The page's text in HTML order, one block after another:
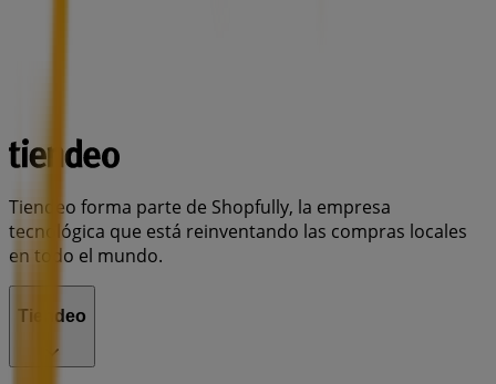
Tiendeo forma parte de Shopfully, la empresa
tecnológica que está reinventando las compras locales
en todo el mundo.
Tiendeo